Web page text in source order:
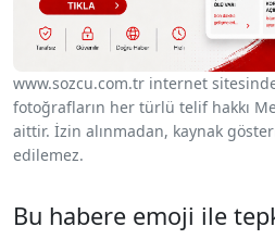
www.sozcu.com.tr internet
fotoğrafların her türlü telif hakkı
aittir. İzin alınmadan, kaynak
edilemez.
Bu habere emoji ile